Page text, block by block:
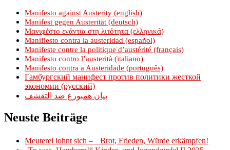
Manifesto against Austerity (english)
Manifest gegen Austerität (deutsch)
Μανιφέστο ενάντια στη λιτότητα (ελληνικά)
Manifiesto contra la austeridad (español)
Manifeste contre la politique d’austérité (français)
Manifesto contro l’austerità (italiano)
Manifesto contra a Austeridade (português)
Гамбургский манифест против политики жесткой
экономии (русский)
بيان همبورغ ضد التقشف
Neuste Beiträge
Meuterei lohnt sich – Brot, Frieden, Würde erkämpfen!